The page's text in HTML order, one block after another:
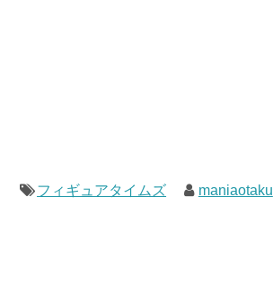
フィギュアタイムズ maniaotaku